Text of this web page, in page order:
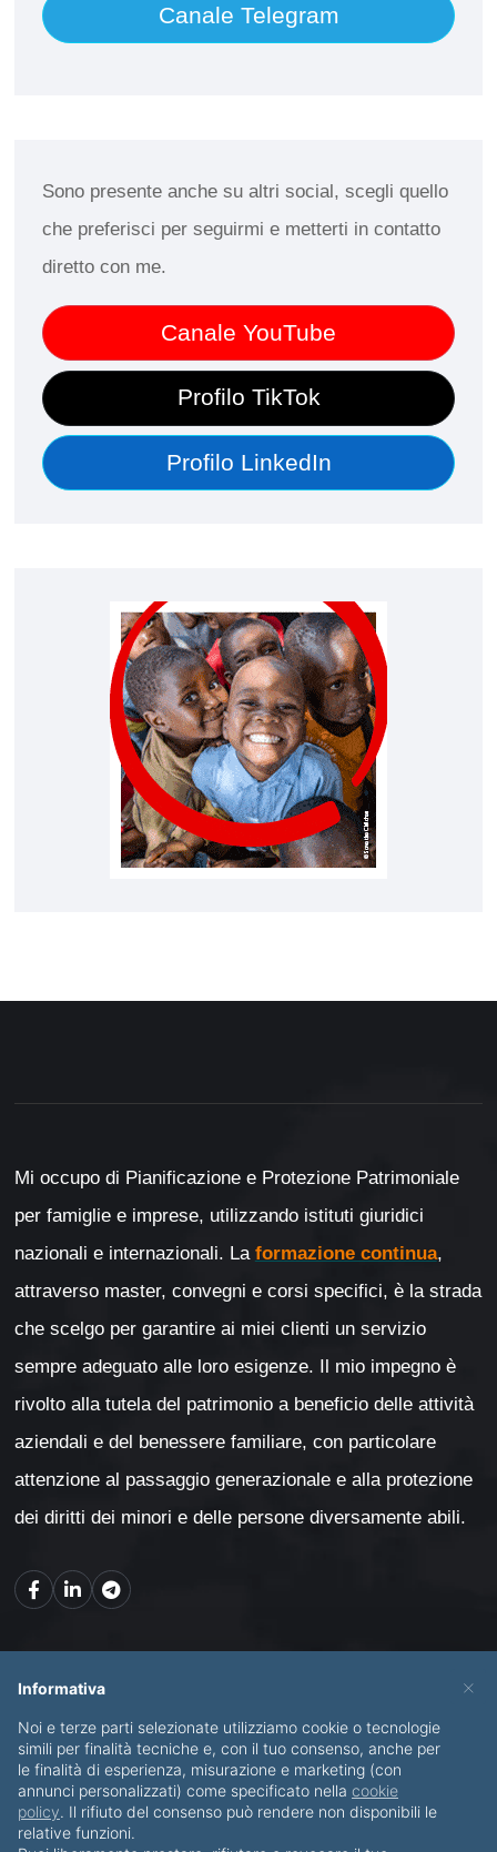
Canale Telegram
Sono presente anche su altri social, scegli quello
che preferisci per seguirmi e metterti in contatto
diretto con me.
Canale YouTube
Profilo TikTok
Profilo LinkedIn
Mi occupo di Pianificazione e Protezione Patrimoniale
per famiglie e imprese, utilizzando istituti giuridici
nazionali e internazionali. La formazione continua,
attraverso master, convegni e corsi specifici, è la strada
che scelgo per garantire ai miei clienti un servizio
sempre adeguato alle loro esigenze. Il mio impegno è
rivolto alla tutela del patrimonio a beneficio delle attività
aziendali e del benessere familiare, con particolare
attenzione al passaggio generazionale e alla protezione
dei diritti dei minori e delle persone diversamente abili.
CHI SONO SERVIZI
BLOG CONTATTI
×
Informativa
Noi e terze parti selezionate utilizziamo cookie o tecnologie
simili per finalità tecniche e, con il tuo consenso, anche per
le finalità di esperienza, misurazione e marketing (con
annunci personalizzati) come specificato nella cookie
policy. Il rifiuto del consenso può rendere non disponibili le
relative funzioni.